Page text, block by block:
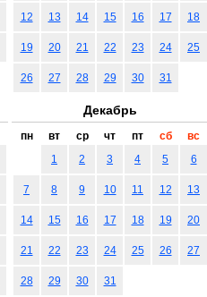
12 13 14 15 16 17 18
19 20 21 22 23 24 25
26 27 28 29 30 31
Декабрь
пн вт ср чт пт сб
вс
1
2 3 4 5 6
7 8 9 10 11 12 13
14 15 16 17 18 19 20
21 22 23 24 25 26 27
28 29 30 31